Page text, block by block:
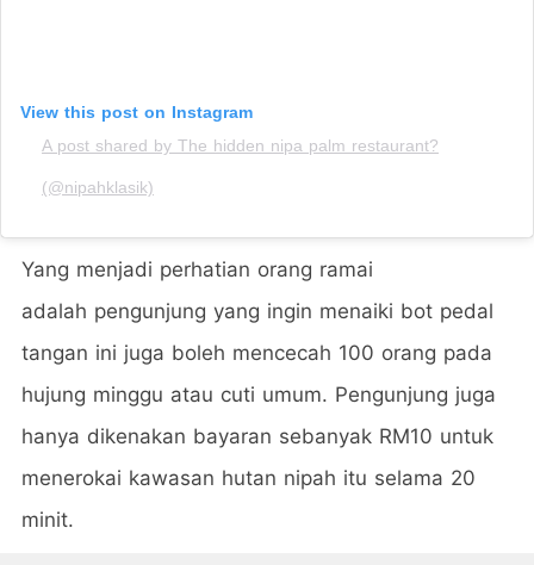
View this post on Instagram
A post shared by The hidden nipa palm restaurant?
(@nipahklasik)
Yang menjadi perhatian orang ramai
adalah pengunjung yang ingin menaiki bot pedal
tangan ini juga boleh mencecah 100 orang pada
hujung minggu atau cuti umum. Pengunjung juga
hanya dikenakan bayaran sebanyak RM10 untuk
menerokai kawasan hutan nipah itu selama 20
minit.